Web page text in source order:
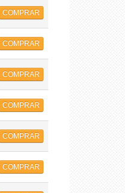
COMPRAR
COMPRAR
COMPRAR
COMPRAR
COMPRAR
COMPRAR